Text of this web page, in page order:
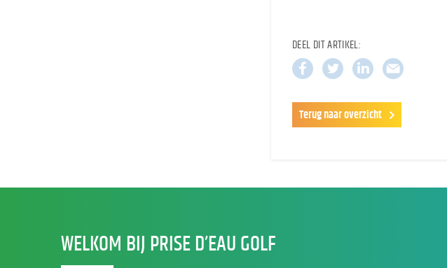
DEEL DIT ARTIKEL:
Terug naar overzicht
WELKOM BIJ PRISE D’EAU GOLF